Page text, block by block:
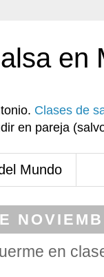
en
Clases de
en pareja
Mundo
en